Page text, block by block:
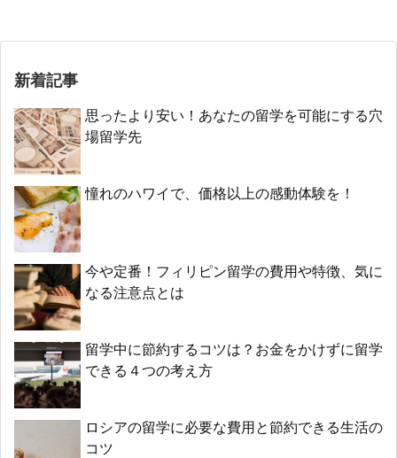
新着記事
思ったより安い！あなたの留学を可能にする穴
場留学先
憧れのハワイで、価格以上の感動体験を！
今や定番！フィリピン留学の費用や特徴、気に
なる注意点とは
留学中に節約するコツは？お金をかけずに留学
できる４つの考え方
ロシアの留学に必要な費用と節約できる生活の
コツ